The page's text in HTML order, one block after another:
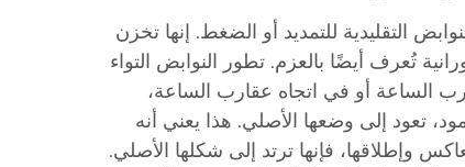
التقليدية للتمديد أو الضغط. إنها تخزن
تُعرف أيضًا بالعزم. تطور النوابض التواء
الساعة أو في اتجاه عقارب الساعة،
تعود إلى وضعها الأصلي. هذا يعني أنه
وإطلاقها، فإنها ترتد إلى شكلها الأصلي.